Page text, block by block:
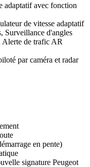
adaptatif avec fonction
de vitesse adaptatif
Surveillance d'angles
Alerte de trafic AR
par caméra et radar
en pente)
signature Peugeot